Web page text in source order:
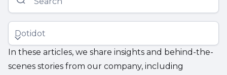
Dotidot
In these articles, we share insights and behind-the-
scenes stories from our company, including